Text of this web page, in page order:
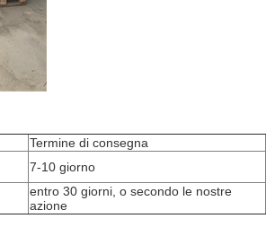
Termine di consegna
7-10 giorno
entro 30 giorni, o secondo le nostre
azione